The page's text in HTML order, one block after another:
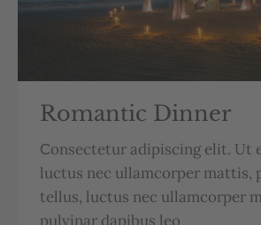
Romantic Dinner
Сonsectetur adipiscing elit. Ut
luctus nec ullamcorper mattis,
tellus, luctus nec ullamcorper
pulvinar dapibus leo